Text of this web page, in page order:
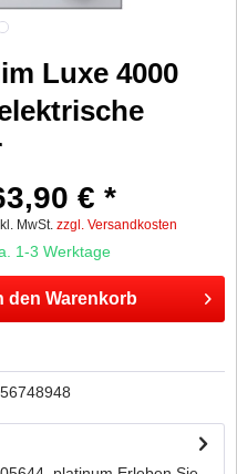
Luxe 4000
€ *
MwSt. zzgl. Versandkosten
1-3 Werktage
den Warenkorb